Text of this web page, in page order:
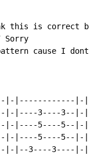
is correct but
Sorry
pattern cause I
|-|------------|-
|----3----3--|-
|-|----5----5--|-
|-|----5----5--|-
|-|--3----3----|-